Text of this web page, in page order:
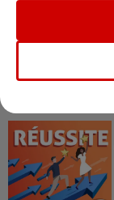
Podcasts